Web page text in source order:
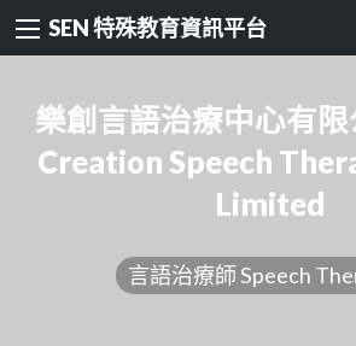
SEN 特殊教育資訊平台
樂創言語治療中心有
Creation Speech
Limited
言語治療師 Speech